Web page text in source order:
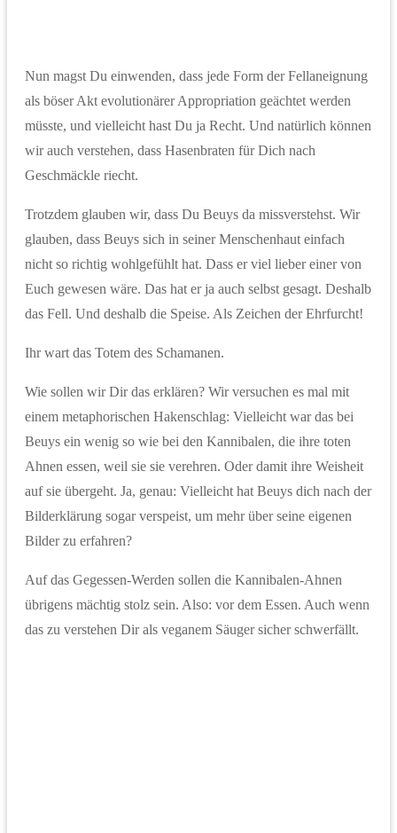
Nun magst Du einwenden, dass jede Form der Fellaneignung
als böser Akt evolutionärer Appropriation geächtet werden
müsste, und vielleicht hast Du ja Recht. Und natürlich können
wir auch verstehen, dass Hasenbraten für Dich nach
Geschmäckle riecht.
Trotzdem glauben wir, dass Du Beuys da missverstehst. Wir
glauben, dass Beuys sich in seiner Menschenhaut einfach
nicht so richtig wohlgefühlt hat. Dass er viel lieber einer von
Euch gewesen wäre. Das hat er ja auch selbst gesagt. Deshalb
das Fell. Und deshalb die Speise. Als Zeichen der Ehrfurcht!
Ihr wart das Totem des Schamanen.
Wie sollen wir Dir das erklären? Wir versuchen es mal mit
einem metaphorischen Hakenschlag: Vielleicht war das bei
Beuys ein wenig so wie bei den Kannibalen, die ihre toten
Ahnen essen, weil sie sie verehren. Oder damit ihre Weisheit
auf sie übergeht. Ja, genau: Vielleicht hat Beuys dich nach der
Bilderklärung sogar verspeist, um mehr über seine eigenen
Bilder zu erfahren?
Auf das Gegessen-Werden sollen die Kannibalen-Ahnen
übrigens mächtig stolz sein. Also: vor dem Essen. Auch wenn
das zu verstehen Dir als veganem Säuger sicher schwerfällt.